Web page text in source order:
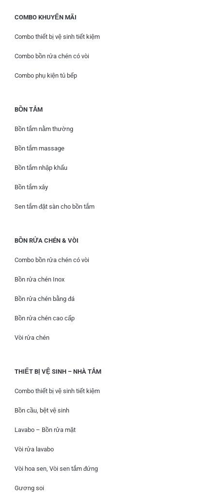
COMBO KHUYẾN MÃI
Combo thiết bị vệ sinh tiết kiệm
Combo bồn rửa chén có vòi
Combo phụ kiện tủ bếp
BỒN TẮM
Bồn tắm nằm thường
Bồn tắm massage
Bồn tắm nhập khẩu
Bồn tắm xây
Sen tắm đặt sàn cho bồn tắm
BỒN RỬA CHÉN & VÒI
Combo bồn rửa chén có vòi
Bồn rửa chén Inox
Bồn rửa chén bằng đá
Bồn rửa chén cao cấp
Vòi rửa chén
THIẾT BỊ VỆ SINH – NHÀ TẮM
Combo thiết bị vệ sinh tiết kiệm
Bồn cầu, bệt vệ sinh
Lavabo – Bồn rửa mặt
Vòi rửa lavabo
Vòi hoa sen, Vòi sen tắm đứng
Gương soi